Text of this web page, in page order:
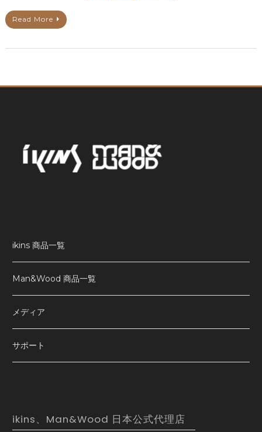
Read More
ikins 商品一覧
Man&Wood 商品一覧
メディア
サポート
ikins、Man&Wood 日本公式代理店